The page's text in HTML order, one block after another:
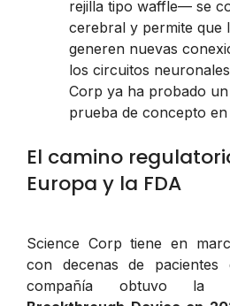
rejilla tipo waffle— se
cerebral y permite que
generen nuevas
los circuitos
Corp ya ha probado un
prueba de concepto
El camino
Europa y la FDA
Science Corp tiene en
con decenas de pacientes
compañía obtuvo la